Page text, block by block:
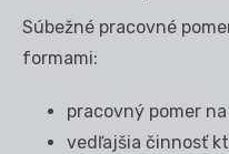
Súbežné pracovné
formami:
pracovný pomer
vedľajšia činnosť